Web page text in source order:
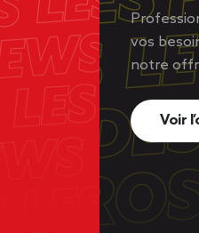
vos
notre
Voir